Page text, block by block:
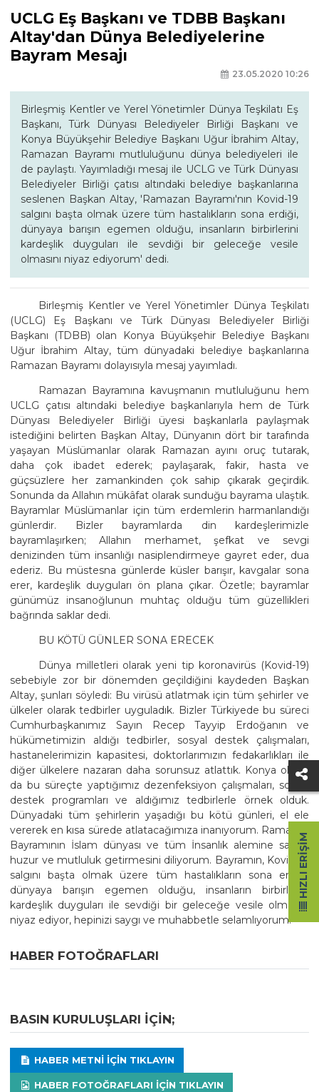
UCLG Eş Başkanı ve TDBB Başkanı
Altay'dan Dünya Belediyelerine
Bayram Mesajı
23.05.2020 10:26
Birleşmiş Kentler ve Yerel Yönetimler Dünya Teşkilatı Eş
Başkanı, Türk Dünyası Belediyeler Birliği Başkanı ve
Konya Büyükşehir Belediye Başkanı Uğur İbrahim Altay,
Ramazan Bayramı mutluluğunu dünya belediyeleri ile
de paylaştı. Yayımladığı mesaj ile UCLG ve Türk Dünyası
Belediyeler Birliği çatısı altındaki belediye başkanlarına
seslenen Başkan Altay, 'Ramazan Bayramı'nın Kovid-19
salgını başta olmak üzere tüm hastalıkların sona erdiği,
dünyaya barışın egemen olduğu, insanların birbirlerini
kardeşlik duyguları ile sevdiği bir geleceğe vesile
olmasını niyaz ediyorum' dedi.
Birleşmiş Kentler ve Yerel Yönetimler Dünya Teşkilatı
(UCLG) Eş Başkanı ve Türk Dünyası Belediyeler Birliği
Başkanı (TDBB) olan Konya Büyükşehir Belediye Başkanı
Uğur İbrahim Altay, tüm dünyadaki belediye başkanlarına
Ramazan Bayramı dolayısıyla mesaj yayımladı.
Ramazan Bayramına kavuşmanın mutluluğunu hem
UCLG çatısı altındaki belediye başkanlarıyla hem de Türk
Dünyası Belediyeler Birliği üyesi başkanlarla paylaşmak
istediğini belirten Başkan Altay, Dünyanın dört bir tarafında
yaşayan Müslümanlar olarak Ramazan ayını oruç tutarak,
daha çok ibadet ederek; paylaşarak, fakir, hasta ve
güçsüzlere her zamankinden çok sahip çıkarak geçirdik.
Sonunda da Allahın mükâfat olarak sunduğu bayrama ulaştık.
Bayramlar Müslümanlar için tüm erdemlerin harmanlandığı
günlerdir. Bizler bayramlarda din kardeşlerimizle
bayramlaşırken; Allahın merhamet, şefkat ve sevgi
denizinden tüm insanlığı nasiplendirmeye gayret eder, dua
ederiz. Bu müstesna günlerde küsler barışır, kavgalar sona
erer, kardeşlik duyguları ön plana çıkar. Özetle; bayramlar
günümüz insanoğlunun muhtaç olduğu tüm güzellikleri
bağrında saklar dedi.
BU KÖTÜ GÜNLER SONA ERECEK
Dünya milletleri olarak yeni tip koronavirüs (Kovid-19)
sebebiyle zor bir dönemden geçildiğini kaydeden Başkan
Altay, şunları söyledi: Bu virüsü atlatmak için tüm şehirler ve
ülkeler olarak tedbirler uyguladık. Bizler Türkiyede bu süreci
Cumhurbaşkanımız Sayın Recep Tayyip Erdoğanın ve
hükümetimizin aldığı tedbirler, sosyal destek çalışmaları,
hastanelerimizin kapasitesi, doktorlarımızın fedakarlıkları ile
diğer ülkelere nazaran daha sorunsuz atlattık. Konya olarak
da bu süreçte yaptığımız dezenfeksiyon çalışmaları, sosyal
destek programları ve aldığımız tedbirlerle örnek olduk.
Dünyadaki tüm şehirlerin yaşadığı bu kötü günleri, el ele
vererek en kısa sürede atlatacağımıza inanıyorum. Ramazan
Bayramının İslam dünyası ve tüm İnsanlık alemine sağlık,
huzur ve mutluluk getirmesini diliyorum. Bayramın, Kovid-19
salgını başta olmak üzere tüm hastalıkların sona erdiği,
dünyaya barışın egemen olduğu, insanların birbirlerini
kardeşlik duyguları ile sevdiği bir geleceğe vesile olmasını
niyaz ediyor, hepinizi saygı ve muhabbetle selamlıyorum.
HABER FOTOĞRAFLARI
BASIN KURULUŞLARI IÇIN;
HABER METNI IÇIN TIKLAYIN
HABER FOTOĞRAFLARI IÇIN TIKLAYIN
HIZLI ERIŞIM